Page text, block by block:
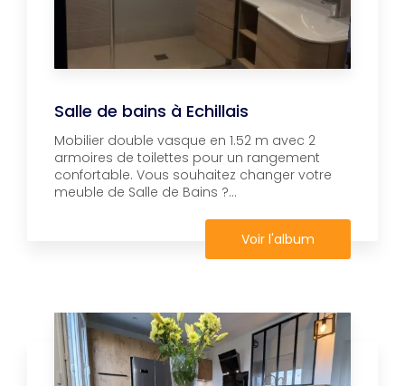
Salle de bains à Echillais
Mobilier double vasque en 1.52 m avec 2
armoires de toilettes pour un rangement
confortable. Vous souhaitez changer votre
meuble de Salle de Bains ?...
Voir l'album